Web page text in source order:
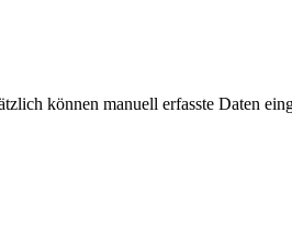
können manuell erfasste Daten